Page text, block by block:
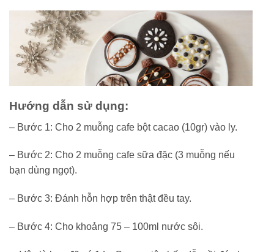
Hướng dẫn sử dụng:
– Bước 1: Cho 2 muỗng cafe bột cacao (10gr) vào ly.
– Bước 2: Cho 2 muỗng cafe sữa đặc (3 muỗng nếu
bạn dùng ngọt).
– Bước 3: Đánh hỗn hợp trên thật đều tay.
– Bước 4: Cho khoảng 75 – 100ml nước sôi.